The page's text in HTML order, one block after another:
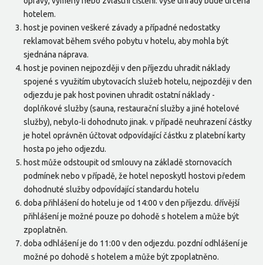
hotelem.
host je povinen veškeré závady a případné nedostatky
reklamovat během svého pobytu v hotelu, aby mohla být
sjednána náprava.
host je povinen nejpozději v den příjezdu uhradit náklady
spojené s využitím ubytovacích služeb hotelu, nejpozději v den
odjezdu je pak host povinen uhradit ostatní náklady -
doplňkové služby (sauna, restaurační služby a jiné hotelové
služby), nebylo-li dohodnuto jinak. v případě neuhrazení částky
je hotel oprávněn účtovat odpovídající částku z platební karty
hosta po jeho odjezdu.
host může odstoupit od smlouvy na základě stornovacích
podmínek nebo v případě, že hotel neposkytl hostovi předem
dohodnuté služby odpovídající standardu hotelu
doba přihlášení do hotelu je od 14:00 v den příjezdu. dřívější
přihlášení je možné pouze po dohodě s hotelem a může být
zpoplatněn.
doba odhlášení je do 11:00 v den odjezdu. pozdní odhlášení je
možné po dohodě s hotelem a může být zpoplatněno.